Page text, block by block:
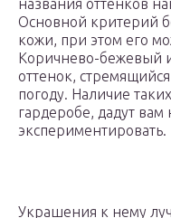
названия оттенков
Основной критерий
кожи, при этом его
Коричнево-бежевый
оттенок,
погоду. Наличие
гардеробе, дадут
экспериментировать.
Украшения к нему